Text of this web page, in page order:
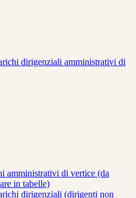
dirigenziali amministrativi di
amministrativi di vertice (da
in tabelle)
dirigenziali (dirigenti non